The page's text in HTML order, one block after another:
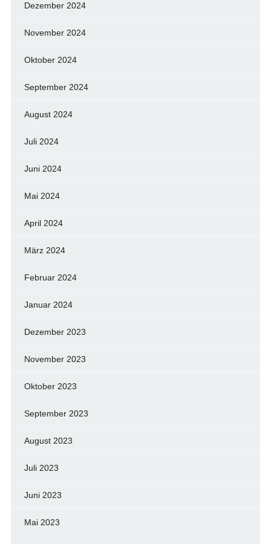
Dezember 2024
November 2024
Oktober 2024
September 2024
August 2024
Juli 2024
Juni 2024
Mai 2024
April 2024
März 2024
Februar 2024
Januar 2024
Dezember 2023
November 2023
Oktober 2023
September 2023
August 2023
Juli 2023
Juni 2023
Mai 2023